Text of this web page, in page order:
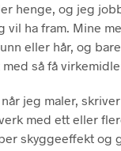
henge, og jeg
vil ha fram. Mine
eller hår, og
så få
jeg maler,
med ett eller
skyggeeffekt og